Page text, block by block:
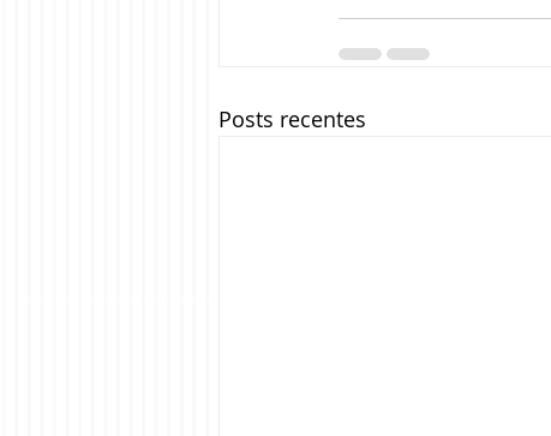
Posts recentes